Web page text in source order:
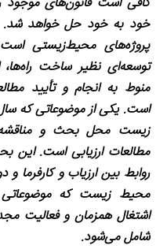
خود به خود حل خواهد شد.
پروژه‌های محیط‌زیستی
توسعه‌ای نظیر ساخت
منوط به انجام و تأیید
است. یکی از موضوعاتی که
زیست محل بحث و
مطالعات ارزیابی است.
روابط بین ارزیاب و کارفرما
محیط زیست که
اشتغال همزمان و فعالیت
شامل می‌شود.